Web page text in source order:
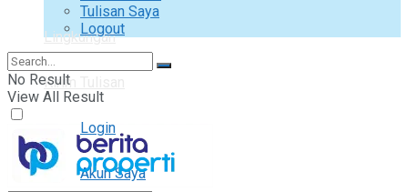
Lingkungan
Kirim Tulisan
Login
Akun Saya
Tulisan Saya
Logout
No Result
View All Result